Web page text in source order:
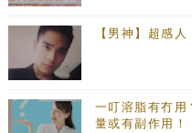
【男神】超感
一叮溶脂有冇
量或有副作用！